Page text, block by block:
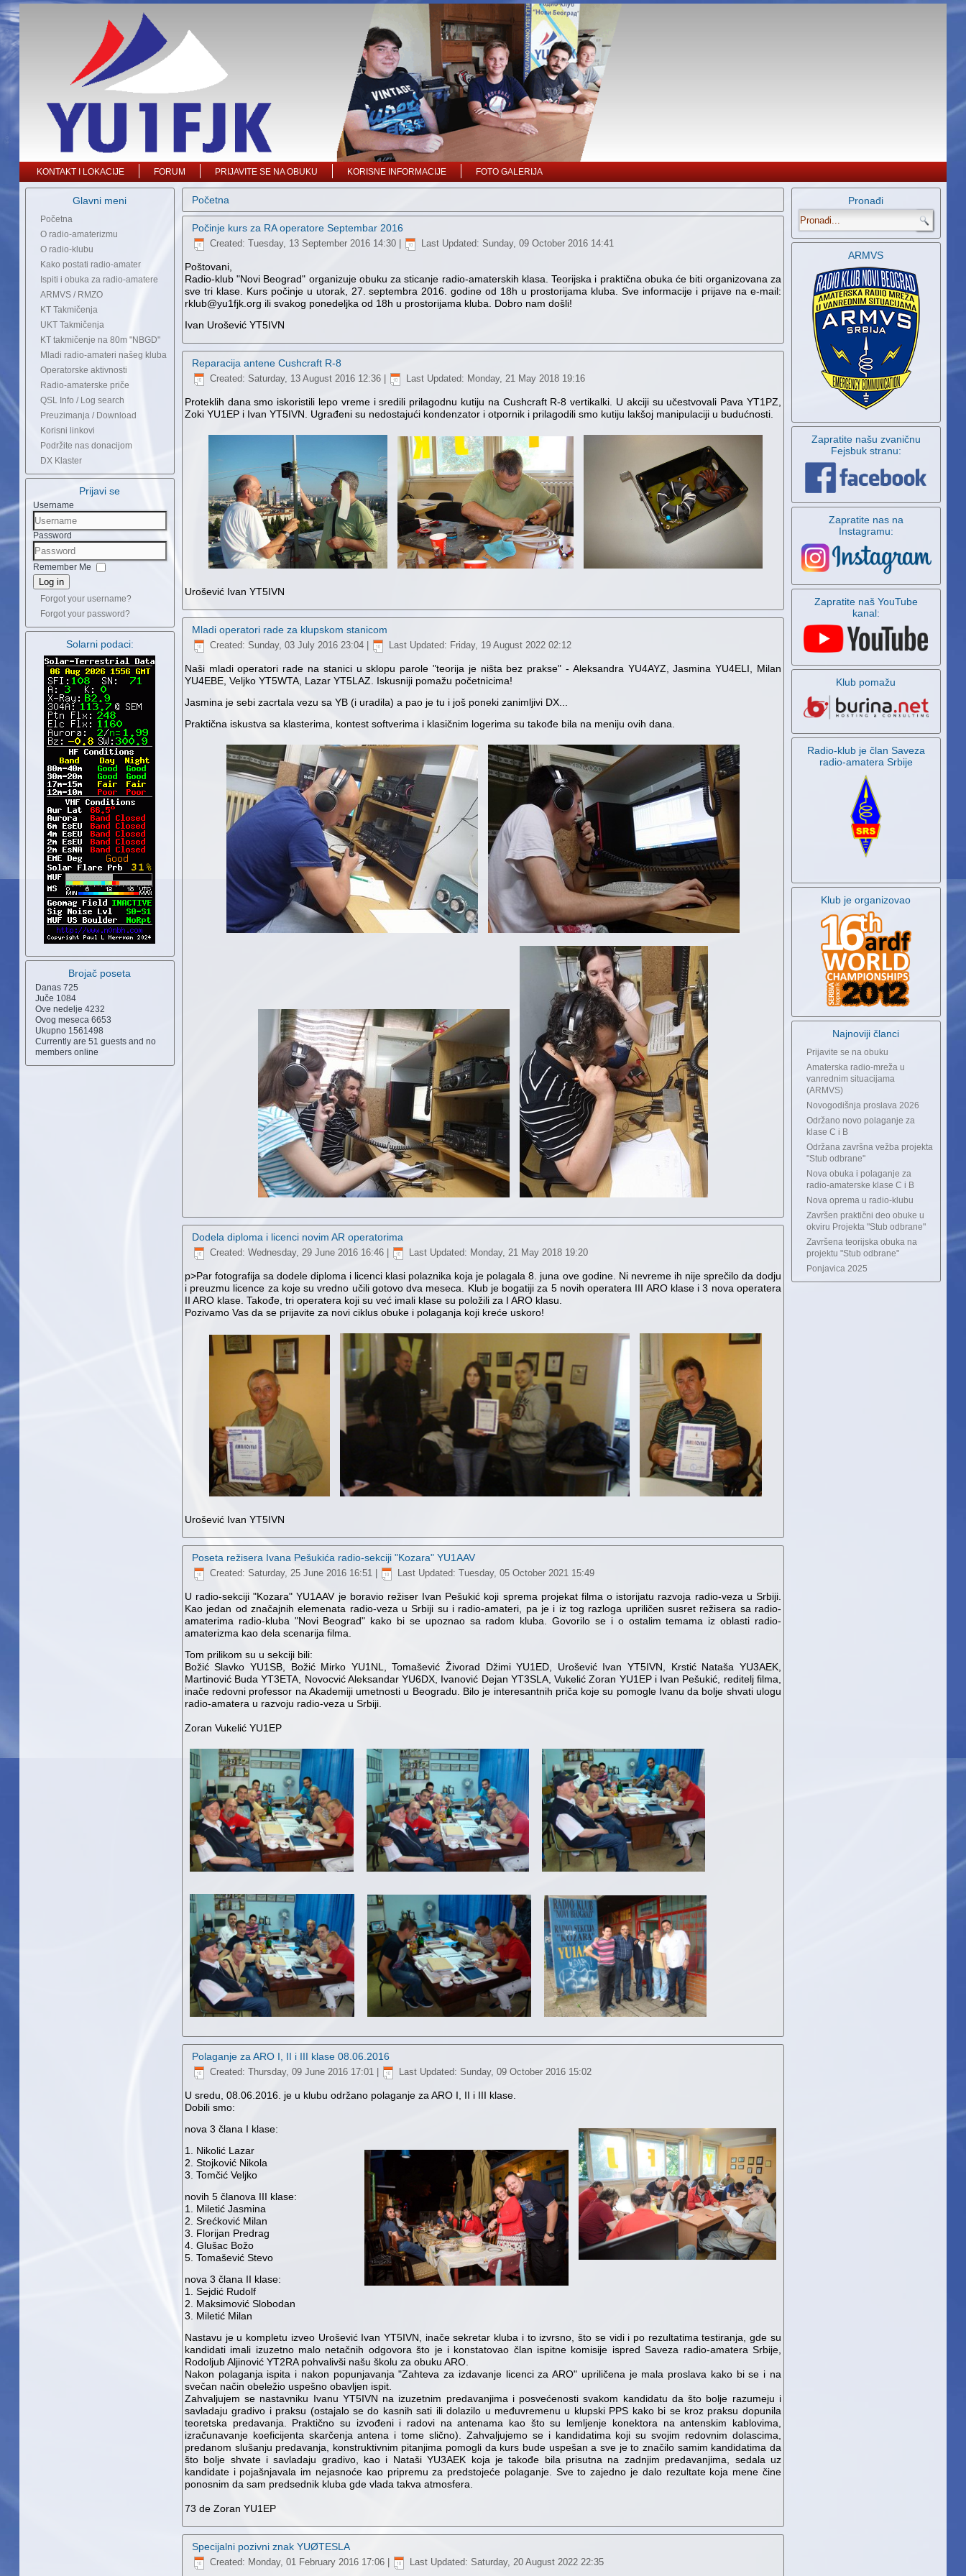
KONTAKT I LOKACIJE FORUM PRIJAVITE SE NA OBUKU KORISNE INFORMACIJE FOTO GALERIJA
Glavni meni
Početna
O radio-amaterizmu
O radio-klubu
Kako postati radio-amater
Ispiti i obuka za radio-amatere
ARMVS / RMZO
KT Takmičenja
UKT Takmičenja
KT takmičenje na 80m "NBGD"
Mladi radio-amateri našeg kluba
Operatorske aktivnosti
Radio-amaterske priče
QSL Info / Log search
Preuzimanja / Download
Korisni linkovi
Podržite nas donacijom
DX Klaster
Prijavi se
Username
Password
Remember Me
Log in
Forgot your username?
Forgot your password?
Solarni podaci:
Brojač poseta
Danas 725
Juče 1084
Ove nedelje 4232
Ovog meseca 6653
Ukupno 1561498
Currently are 51 guests and no
members online
Početna
Počinje kurs za RA operatore Septembar 2016
Created: Tuesday, 13 September 2016 14:30| Last Updated: Sunday, 09 October 2016 14:41
Poštovani,
Radio-klub "Novi Beograd" organizuje obuku za sticanje radio-amaterskih klasa. Teorijska i praktična obuka će biti organizovana za
sve tri klase. Kurs počinje u utorak, 27. septembra 2016. godine od 18h u prostorijama kluba. Sve informacije i prijave na e-mail:
rklub@yu1fjk.org ili svakog ponedeljka od 18h u prostorijama kluba. Dobro nam došli!
Ivan Urošević YT5IVN
Reparacija antene Cushcraft R-8
Created: Saturday, 13 August 2016 12:36| Last Updated: Monday, 21 May 2018 19:16
Proteklih dana smo iskoristili lepo vreme i sredili prilagodnu kutiju na Cushcraft R-8 vertikalki. U akciji su učestvovali Pava YT1PZ,
Zoki YU1EP i Ivan YT5IVN. Ugrađeni su nedostajući kondenzator i otpornik i prilagodili smo kutiju lakšoj manipulaciji u budućnosti.
Urošević Ivan YT5IVN
Mladi operatori rade za klupskom stanicom
Created: Sunday, 03 July 2016 23:04| Last Updated: Friday, 19 August 2022 02:12
Naši mladi operatori rade na stanici u sklopu parole "teorija je ništa bez prakse" - Aleksandra YU4AYZ, Jasmina YU4ELI, Milan
YU4EBE, Veljko YT5WTA, Lazar YT5LAZ. Iskusniji pomažu početnicima!
Jasmina je sebi zacrtala vezu sa YB (i uradila) a pao je tu i još poneki zanimljivi DX...
Praktična iskustva sa klasterima, kontest softverima i klasičnim logerima su takođe bila na meniju ovih dana.
Dodela diploma i licenci novim AR operatorima
Created: Wednesday, 29 June 2016 16:46| Last Updated: Monday, 21 May 2018 19:20
p>Par fotografija sa dodele diploma i licenci klasi polaznika koja je polagala 8. juna ove godine. Ni nevreme ih nije sprečilo da dodju
i preuzmu licence za koje su vredno učili gotovo dva meseca. Klub je bogatiji za 5 novih operatera III ARO klase i 3 nova operatera
II ARO klase. Takođe, tri operatera koji su već imali klase su položili za I ARO klasu.
Pozivamo Vas da se prijavite za novi ciklus obuke i polaganja koji kreće uskoro!
Urošević Ivan YT5IVN
Poseta režisera Ivana Pešukića radio-sekciji "Kozara" YU1AAV
Created: Saturday, 25 June 2016 16:51| Last Updated: Tuesday, 05 October 2021 15:49
U radio-sekciji "Kozara" YU1AAV je boravio režiser Ivan Pešukić koji sprema projekat filma o istorijatu razvoja radio-veza u Srbiji.
Kao jedan od značajnih elemenata radio-veza u Srbiji su i radio-amateri, pa je i iz tog razloga upriličen susret režisera sa radio-
amaterima radio-kluba "Novi Beograd" kako bi se upoznao sa radom kluba. Govorilo se i o ostalim temama iz oblasti radio-
amaterizma kao dela scenarija filma.
Tom prilikom su u sekciji bili:
Božić Slavko YU1SB, Božić Mirko YU1NL, Tomašević Živorad Džimi YU1ED, Urošević Ivan YT5IVN, Krstić Nataša YU3AEK,
Martinović Buda YT3ETA, Novocvić Aleksandar YU6DX, Ivanović Dejan YT3SLA, Vukelić Zoran YU1EP i Ivan Pešukić, reditelj filma,
inače redovni professor na Akademiji umetnosti u Beogradu. Bilo je interesantnih priča koje su pomogle Ivanu da bolje shvati ulogu
radio-amatera u razvoju radio-veza u Srbiji.
Zoran Vukelić YU1EP
Polaganje za ARO I, II i III klase 08.06.2016
Created: Thursday, 09 June 2016 17:01| Last Updated: Sunday, 09 October 2016 15:02
U sredu, 08.06.2016. je u klubu održano polaganje za ARO I, II i III klase.
Dobili smo:
nova 3 člana I klase:
1. Nikolić Lazar
2. Stojković Nikola
3. Tomčić Veljko
novih 5 članova III klase:
1. Miletić Jasmina
2. Srećković Milan
3. Florijan Predrag
4. Glušac Božo
5. Tomašević Stevo
nova 3 člana II klase:
1. Sejdić Rudolf
2. Maksimović Slobodan
3. Miletić Milan
Nastavu je u kompletu izveo Urošević Ivan YT5IVN, inače sekretar kluba i to izvrsno, što se vidi i po rezultatima testiranja, gde su
kandidati imali izuzetno malo netačnih odgovora što je i konstatovao član ispitne komisije ispred Saveza radio-amatera Srbije,
Rodoljub Aljinović YT2RA pohvalivši našu školu za obuku ARO.
Nakon polaganja ispita i nakon popunjavanja "Zahteva za izdavanje licenci za ARO" upriličena je mala proslava kako bi se i na
svečan način obeležio uspešno obavljen ispit.
Zahvaljujem se nastavniku Ivanu YT5IVN na izuzetnim predavanjima i posvećenosti svakom kandidatu da što bolje razumeju i
savladaju gradivo i praksu (ostajalo se do kasnih sati ili dolazilo u međuvremenu u klupski PPS kako bi se kroz praksu dopunila
teoretska predavanja. Praktično su izvođeni i radovi na antenama kao što su lemljenje konektora na antenskim kablovima,
izračunavanje koeficijenta skarčenja antena i tome slično). Zahvaljujemo se i kandidatima koji su svojim redovnim dolascima,
predanom slušanju predavanja, konstruktivnim pitanjima pomogli da kurs bude uspešan a sve je to značilo samim kandidatima da
što bolje shvate i savladaju gradivo, kao i Nataši YU3AEK koja je takođe bila prisutna na zadnjim predavanjima, sedala uz
kandidate i pojašnjavala im nejasnoće kao pripremu za predstojeće polaganje. Sve to zajedno je dalo rezultate koja mene čine
ponosnim da sam predsednik kluba gde vlada takva atmosfera.
73 de Zoran YU1EP
Specijalni pozivni znak YUØTESLA
Created: Monday, 01 February 2016 17:06| Last Updated: Saturday, 20 August 2022 22:35
Pronađi
.
ARMVS
Zapratite našu zvaničnu
Fejsbuk stranu:
Zapratite nas na
Instagramu:
Zapratite naš YouTube
kanal:
Klub pomažu
Radio-klub je član Saveza
radio-amatera Srbije
Klub je organizovao
Najnoviji članci
Prijavite se na obuku
Amaterska radio-mreža u
vanrednim situacijama
(ARMVS)
Novogodišnja proslava 2026
Održano novo polaganje za
klase C i B
Održana završna vežba projekta
"Stub odbrane"
Nova obuka i polaganje za
radio-amaterske klase C i B
Nova oprema u radio-klubu
Završen praktični deo obuke u
okviru Projekta "Stub odbrane"
Završena teorijska obuka na
projektu "Stub odbrane"
Ponjavica 2025